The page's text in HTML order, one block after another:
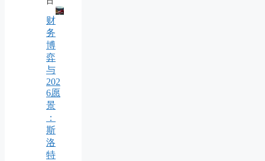
财
务
博
弈
与
202
6愿
景
：
斯
洛
特